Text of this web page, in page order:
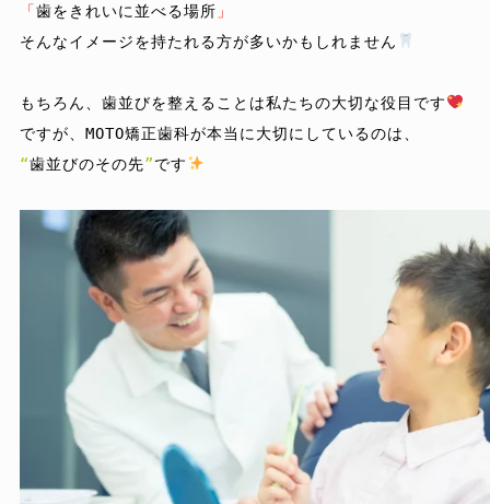
「歯をきれいに並べる場所 」
そんなイメージを持たれる方が多いかもしれません
もちろん、歯並びを整えることは私たちの大切な役目 です
“歯並びのその先”です